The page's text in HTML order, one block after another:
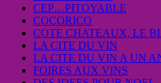
CEP…PITOYABLE
COCORICO
COTE CHATEAUX, LE
LA CITE DU VIN
LA CITE DU VIN A UN
FOIRES AUX VINS